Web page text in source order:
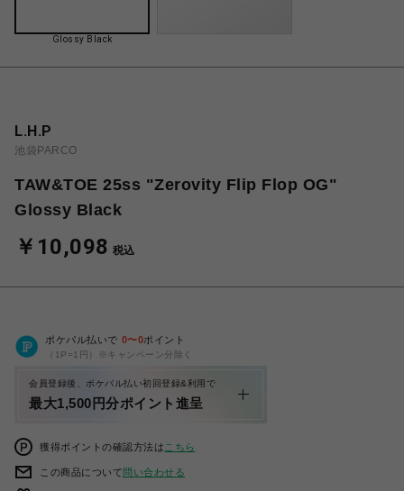
Glossy Black
L.H.P
池袋PARCO
TAW&TOE 25ss "Zerovity Flip Flop OG"
Glossy Black
￥10,098 税込
ポケパル払いで 0〜0ポイント
（1P=1円）※キャンペーン分除く
会員登録後、ポケパル払い初回登録&利用で
最大1,500円分ポイント進呈
獲得ポイントの確認方法は こちら
この商品について問い合わせる